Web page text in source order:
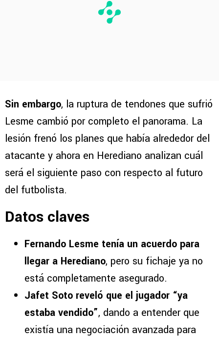
Sin embargo, la ruptura de tendones que sufrió
Lesme cambió por completo el panorama. La
lesión frenó los planes que había alrededor del
atacante y ahora en Herediano analizan cuál
será el siguiente paso con respecto al futuro
del futbolista.
Datos claves
Fernando Lesme tenía un acuerdo para
llegar a Herediano, pero su fichaje ya no
está completamente asegurado.
Jafet Soto reveló que el jugador “ya
estaba vendido”, dando a entender que
existía una negociación avanzada para